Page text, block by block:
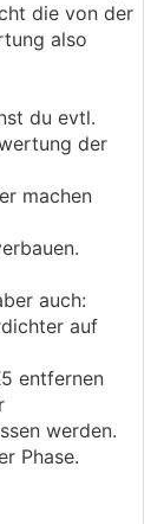
die von der
also
du evtl.
der
machen
auch:
auf
entfernen
werden.
Phase.